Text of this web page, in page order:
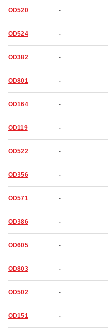
OD520 -
OD524 -
OD382 -
OD801 -
OD164 -
OD119 -
OD522 -
OD356 -
OD571 -
OD386 -
OD605 -
OD803 -
OD502 -
OD151 -